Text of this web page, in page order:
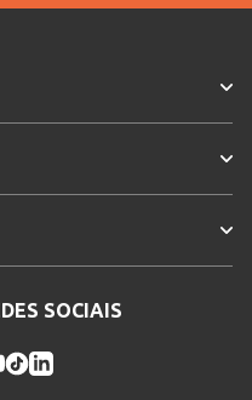
SOCIAIS